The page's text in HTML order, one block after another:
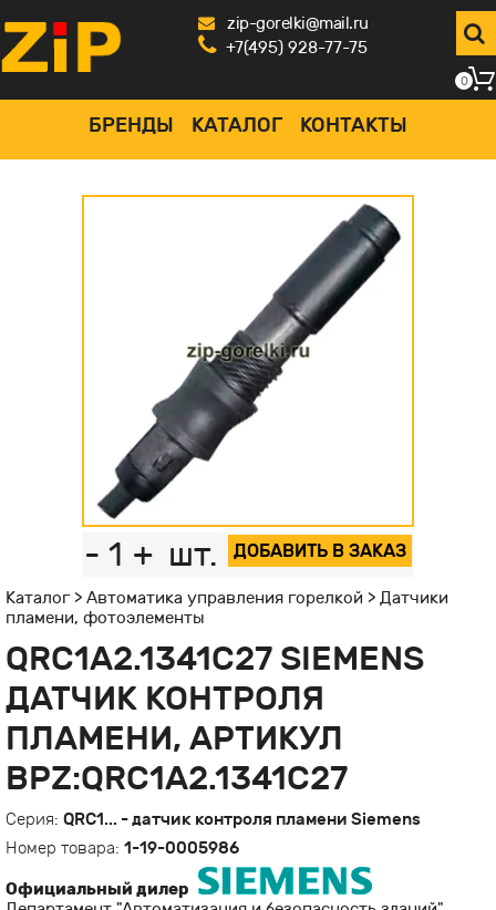
zip-gorelki@mail.ru
+7(495) 928-77-75
БРЕНДЫ КАТАЛОГ КОНТАКТЫ
0
- 1 + шт. ДОБАВИТЬ В ЗАКАЗ
Каталог> Автоматика управления горелкой > Датчики
пламени, фотоэлементы
QRC1A2.1341C27 SIEMENS
ДАТЧИК КОНТРОЛЯ
ПЛАМЕНИ, АРТИКУЛ
BPZ:QRC1A2.1341C27
Серия: QRC1... - датчик контроля пламени Siemens
Номер товара: 1-19-0005986
Официальный дилер